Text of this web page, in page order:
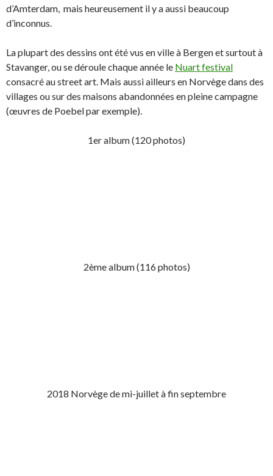
d’Amterdam, mais heureusement il y a aussi beaucoup
d’inconnus.
La plupart des dessins ont été vus en ville à Bergen et surtout à
Stavanger, ou se déroule chaque année le Nuart festival
consacré au street art. Mais aussi ailleurs en Norvège dans des
villages ou sur des maisons abandonnées en pleine campagne
(œuvres de Poebel par exemple).
1er album (120 photos)
2ème album (116 photos)
2018 Norvège de mi-juillet à fin septembre